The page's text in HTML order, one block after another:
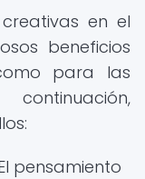
en el
beneficios
para las
pensamiento